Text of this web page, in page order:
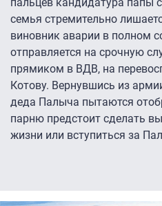
пальцев кандидатура папы
семья стремительно
виновник аварии в полном
отправляется на срочную
прямиком в ВДВ, на
Котову. Вернувшись из
деда Палыча пытаются
парню предстоит сделать
жизни или вступиться за